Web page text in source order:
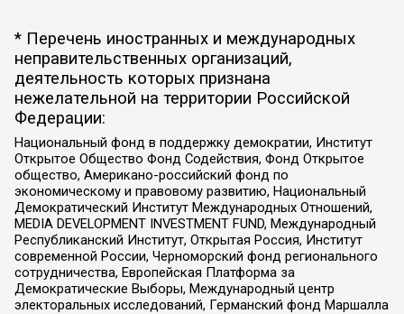
* Перечень иностранных и международных
неправительственных организаций,
деятельность которых признана
нежелательной на территории Российской
Федерации:
Национальный фонд в поддержку демократии, Институт
Открытое Общество Фонд Содействия, Фонд Открытое
общество, Американо-российский фонд по
экономическому и правовому развитию, Национальный
Демократический Институт Международных Отношений,
MEDIA DEVELOPMENT INVESTMENT FUND, Международный
Республиканский Институт, Открытая Россия, Институт
современной России, Черноморский фонд регионального
сотрудничества, Европейская Платформа за
Демократические Выборы, Международный центр
электоральных исследований, Германский фонд Маршалла